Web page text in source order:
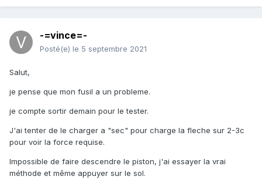
-=vince=-
Posté(e) le 5 septembre 2021
Salut,
je pense que mon fusil a un probleme.
je compte sortir demain pour le tester.
J'ai tenter de le charger a "sec" pour charge la fleche sur 2-3c
pour voir la force requise.
Impossible de faire descendre le piston, j'ai essayer la vrai
méthode et même appuyer sur le sol.